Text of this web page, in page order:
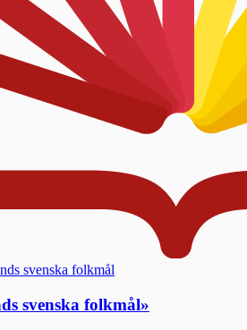
svenska folkmål
svenska folkmål»